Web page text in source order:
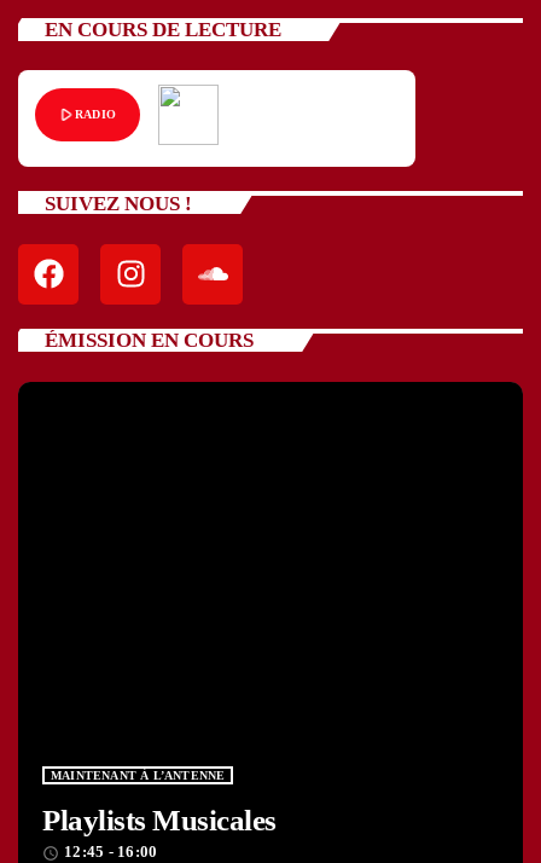
EN COURS DE LECTURE
play_arrowRADIO
SUIVEZ NOUS !
ÉMISSION EN COURS
MAINTENANT À L’ANTENNE
Playlists Musicales
access_time 12:45 - 16:00